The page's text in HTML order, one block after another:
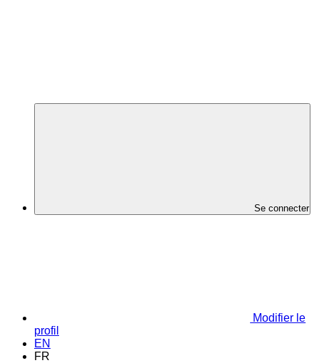
Se connecter
Modifier le
profil
EN
FR